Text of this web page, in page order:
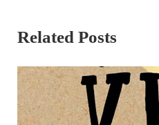
Related Posts